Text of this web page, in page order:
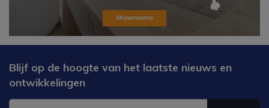
Blijf op de hoogte van het laatste nieuws en
ontwikkelingen